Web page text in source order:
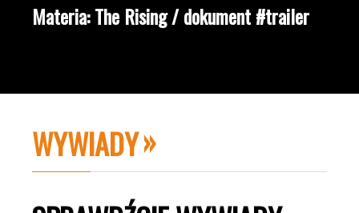
Materia: The Rising / dokument #trailer
WYWIADY